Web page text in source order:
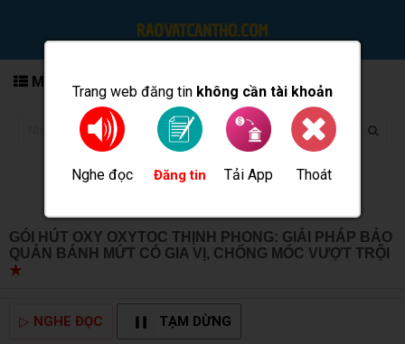
Trang web đăng tin không cần tài khoản
Nghe đọc Đăng tin Tải App Thoát
MENU
GÓI HÚT OXY OXYTOC THỊNH PHONG: GIẢI PHÁP BẢO
QUẢN BÁNH MỨT CÓ GIA VỊ, CHỐNG MỐC VƯỢT TRỘI
★
▷ NGHE ĐỌC TẠM DỪNG